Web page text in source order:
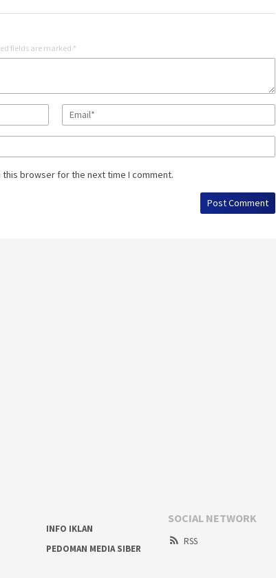
fields are marked *
browser for the next time I comment.
INFO IKLAN
PEDOMAN MEDIA SIBER
SOCIAL NETWORK
RSS